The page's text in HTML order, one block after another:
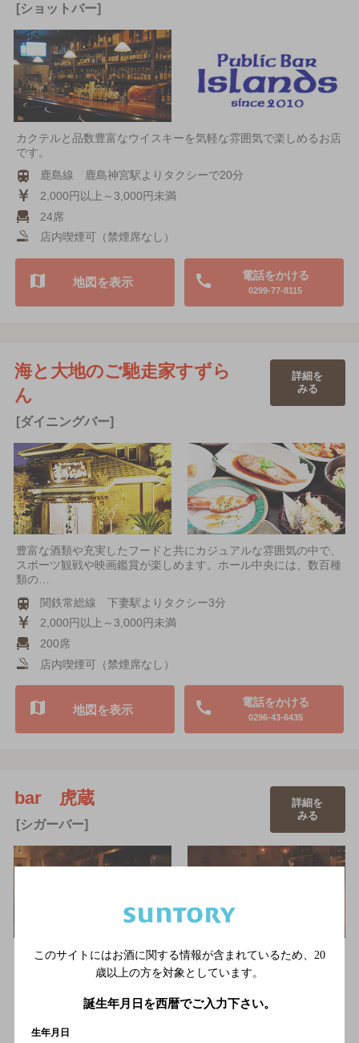
[ショットバー]
カクテルと品数豊富なウイスキーを気軽な雰囲気で楽しめるお店
です。
鹿島線 鹿島神宮駅よりタクシーで20分
2,000円以上～3,000円未満
24席
店内喫煙可（禁煙席なし）
電話をかける
0299-77-8115
地図を表示
海と大地のご馳走家すずら
ん
[ダイニングバー]
詳細を
みる
豊富な酒類や充実したフードと共にカジュアルな雰囲気の中で、
スポーツ観戦や映画鑑賞が楽しめます。ホール中央には、数百種
類の…
関鉄常総線 下妻駅よりタクシー3分
2,000円以上～3,000円未満
200席
店内喫煙可（禁煙席なし）
電話をかける
0296-43-6435
地図を表示
bar 虎蔵
[シガーバー]
詳細を
みる
JR湘南新宿ライン古河駅西口徒歩2分。古河のシガーバー「bar
虎蔵」（バー トラゾー）。キャンドルが点在する仄かな灯り…
3,000円以上～5,000円未満
20席
このサイトにはお酒に関する情報が含まれているため、 20
歳以上の方を対象としています。
誕生年月日を西暦でご入力下さい。
生年月日